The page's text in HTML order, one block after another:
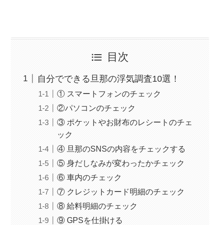
目次
自分でできる旦那の浮気調査10選！
① スマートフォンのチェック
②パソコンのチェック
③ ポケットやお財布のレシートのチェ
ック
④ 旦那のSNSの内容をチェックする
⑤ 身だしなみが変わったかチェック
⑥ 車内のチェック
⑦ クレジットカード明細のチェック
⑧ 給料明細のチェック
⑨ GPSを仕掛ける